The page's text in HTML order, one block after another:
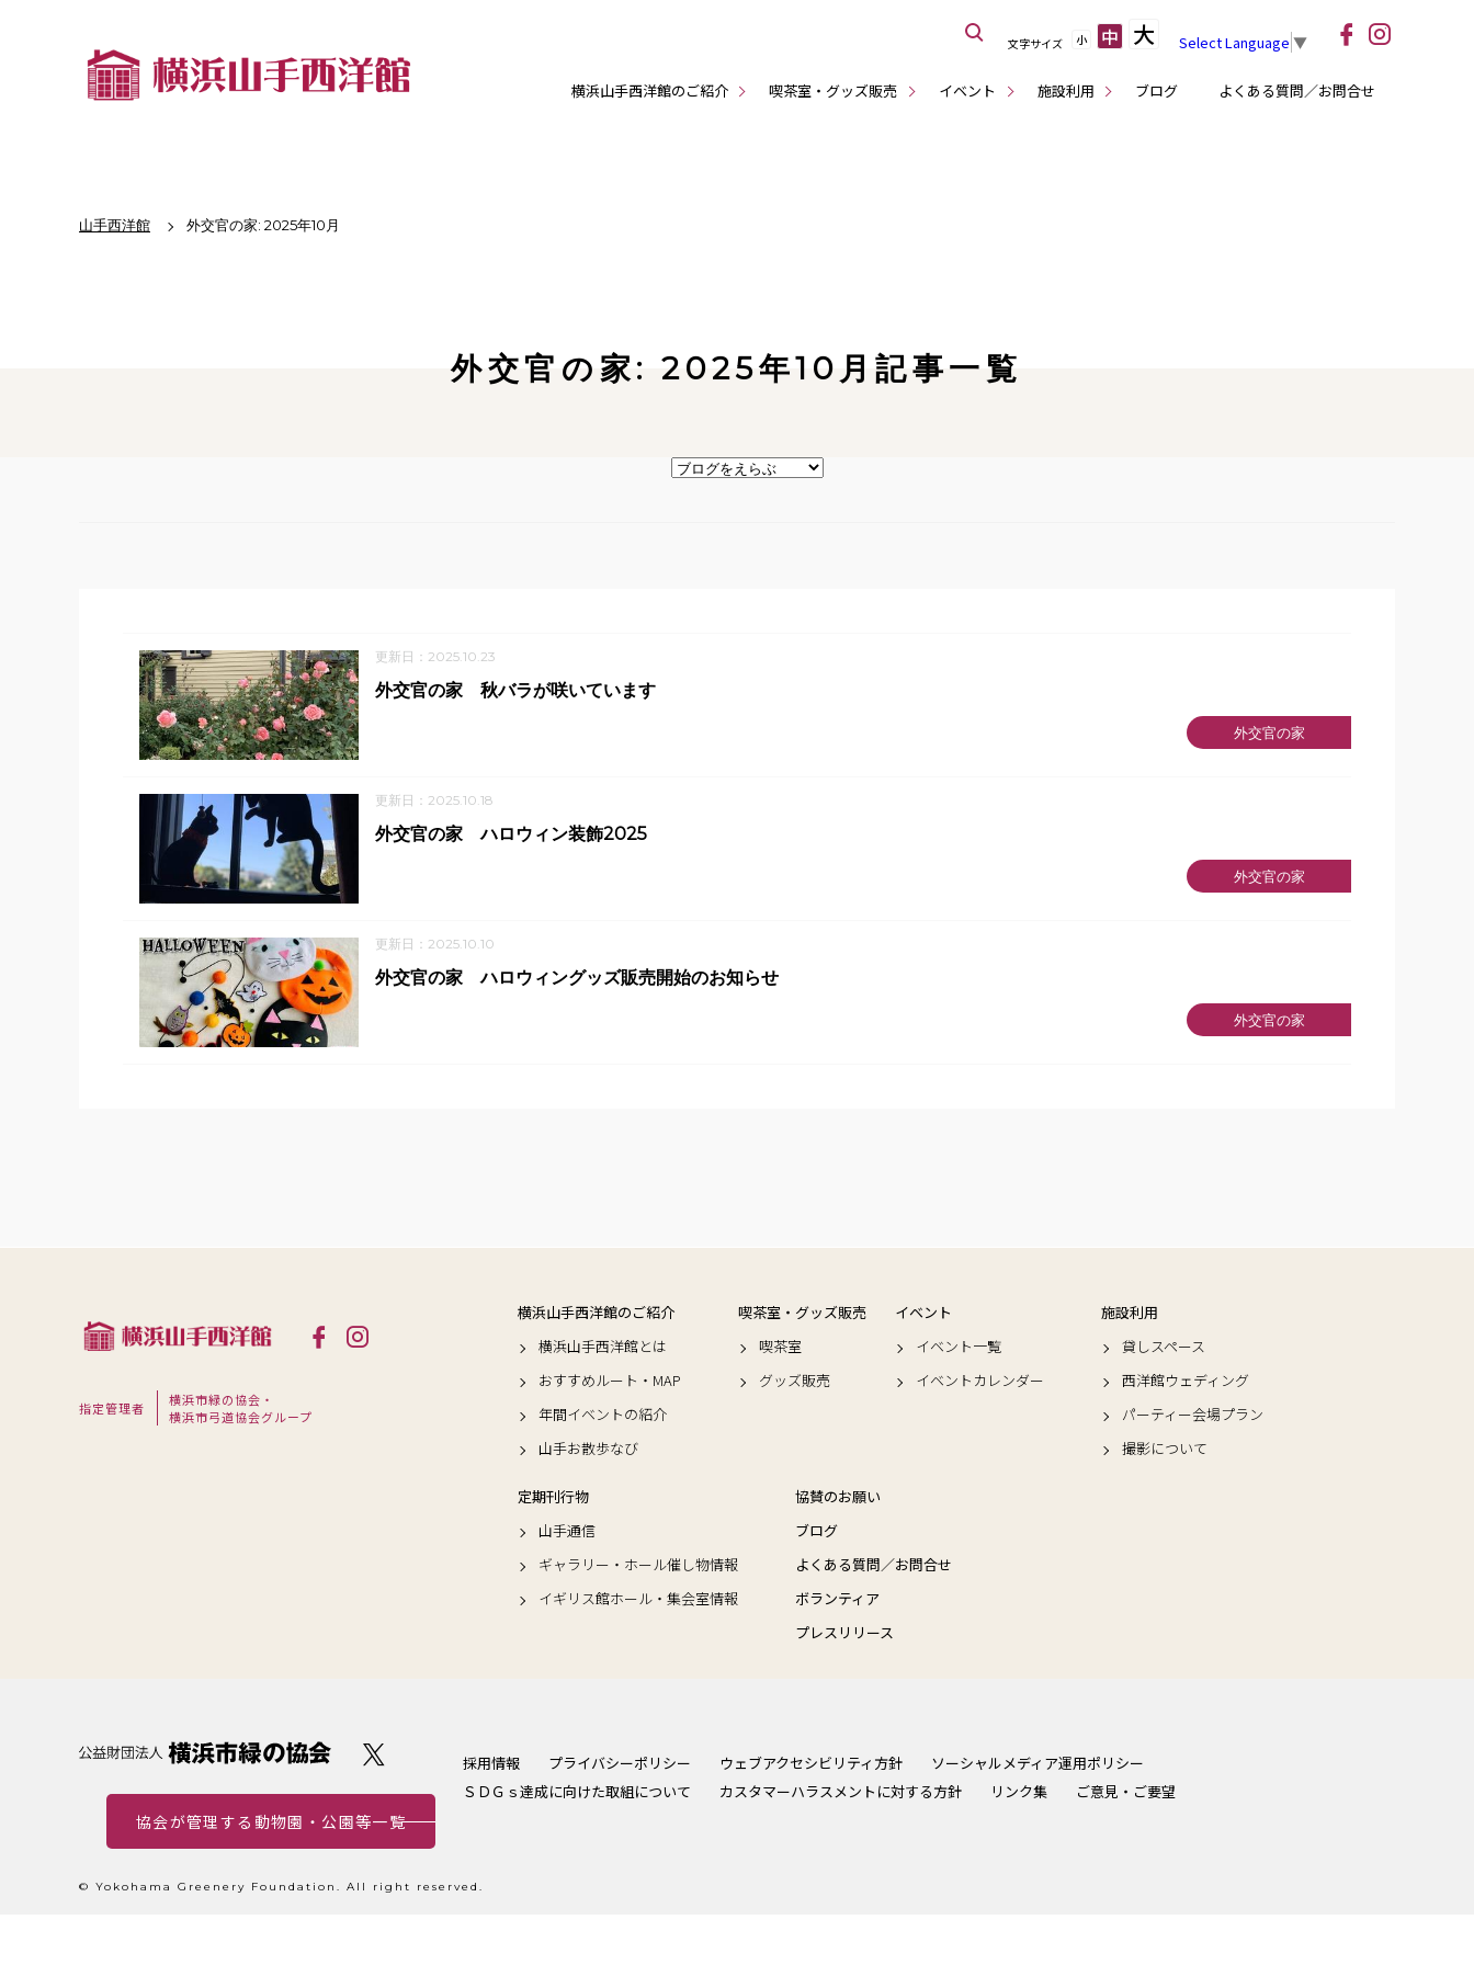
横浜山手西洋館のご紹介 喫茶室・グッズ販売 イベント 施設利用 ブログ よくある質問／お問合せ
文字サイズ 小 中 大 Select Language ▼
山手西洋館 外交官の家: 2025年10月
外交官の家: 2025年10月記事一覧
更新日：2025.10.23
外交官の家
外交官の家 秋バラが咲いています
更新日：2025.10.18
外交官の家
外交官の家 ハロウィン装飾2025
更新日：2025.10.10
外交官の家
外交官の家 ハロウィングッズ販売開始のお知らせ
指定管理者
横浜市緑の協会・
横浜市弓道協会グループ
横浜山手西洋館のご紹介
横浜山手西洋館とは
おすすめルート・MAP
年間イベントの紹介
山手お散歩なび
喫茶室・グッズ販売
喫茶室
グッズ販売
イベント
イベント一覧
イベントカレンダー
施設利用
貸しスペース
西洋館ウェディング
パーティー会場プラン
撮影について
定期刊行物
山手通信
ギャラリー・ホール催し物情報
イギリス館ホール・集会室情報
協賛のお願い
ブログ
よくある質問／お問合せ
ボランティア
プレスリリース
協会が管理する動物園・公園等一覧
採用情報 プライバシーポリシー ウェブアクセシビリティ方針
ソーシャルメディア運用ポリシー
ＳＤＧｓ達成に向けた取組について
カスタマーハラスメントに対する方針 リンク集 ご意見・ご要望
© Yokohama Greenery Foundation. All right reserved.